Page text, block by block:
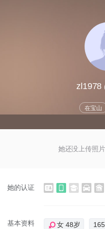
zl1978
在宝山
她还没上传照片
她的认证
基本资料 女 48岁